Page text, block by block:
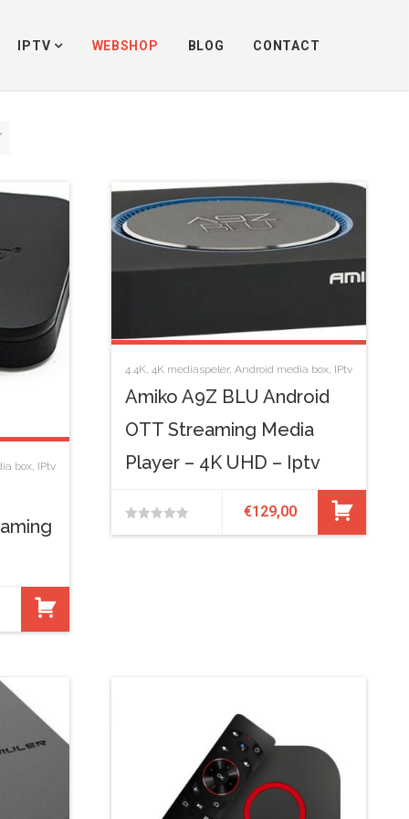
IPTV WEBSHOP BLOG CONTACT
box, IPtv
4 4K, 4K mediaspeler, Android media box, IPtv
Amiko A9Z BLU Android
OTT Streaming Media
Player – 4K UHD – Iptv
€129,00